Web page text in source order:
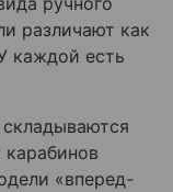
различают как
каждой есть
карабинов
«вперед-